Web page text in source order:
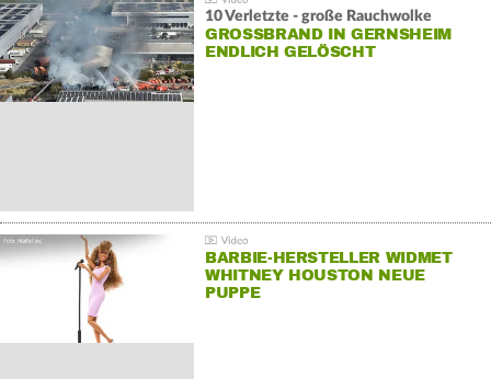
10 Verletzte - große Rauchwolke
GROSSBRAND IN GERNSHEIM E
NDLICH GELÖSCHT
BARBIE-HERSTELLER WIDMET
WHITNEY HOUSTON NEUE
PUPPE